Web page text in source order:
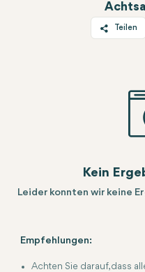
Teilen
Kein
Leider konnten wir keine
Empfehlungen:
Achten Sie darauf, dass